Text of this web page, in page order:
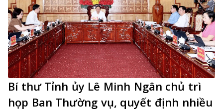
Bí thư Tỉnh ủy Lê Minh Ngân chủ trì
họp Ban Thường vụ, quyết định nhiều